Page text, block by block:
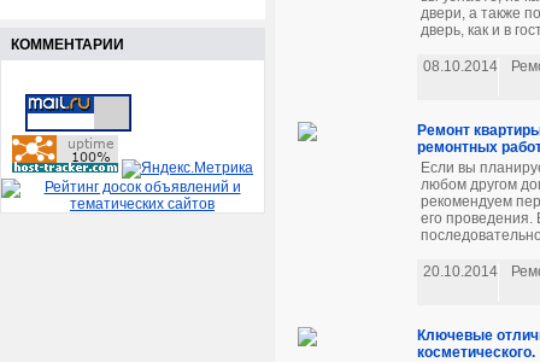
двери, а также
дверь, как и в
08.10.2014
Ремонт
ремонтных
Если вы
любом другом
рекомендуем
его
20.10.2014
Ключевые
косметического.
КОММЕНТАРИИ